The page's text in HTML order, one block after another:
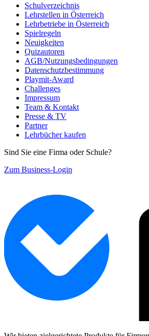
Schulverzeichnis
Lehrstellen in Österreich
Lehrbetriebe in Österreich
Spielregeln
Neuigkeiten
Quizautoren
AGB/Nutzungsbedingungen
Datenschutzbestimmung
Playmit-Award
Challenges
Impressum
Team & Kontakt
Presse & TV
Partner
Lehrbücher kaufen
Sind Sie eine Firma oder Schule?
Zum Business-Login